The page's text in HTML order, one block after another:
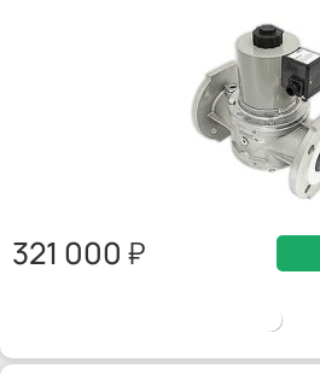
321 000